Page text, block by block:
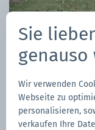
NEU:
Sie
genauso
Wir verwenden
Webseite zu
personalisieren,
verkaufen Ihre